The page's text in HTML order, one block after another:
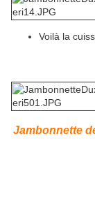
Voilà la
Jambonnette